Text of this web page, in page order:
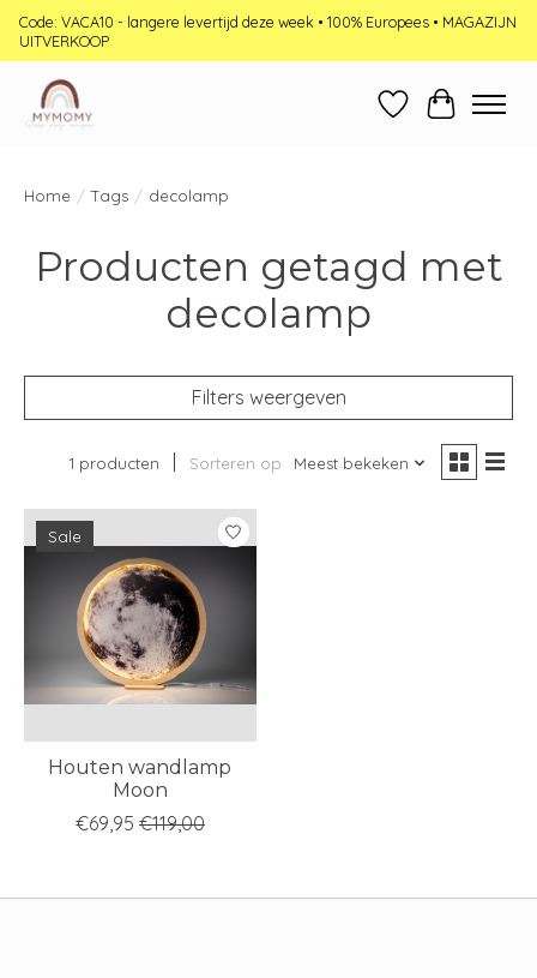
Code: VACA10 - langere levertijd deze week • 100% Europees • MAGAZIJN
UITVERKOOP
Verlanglijst
Home / Tags / decolamp
Producten getagd met
decolamp
Filters weergeven
1 producten Sorteren op Meest bekeken
Sale
Houten wandlamp
Moon
€69,95 €119,00